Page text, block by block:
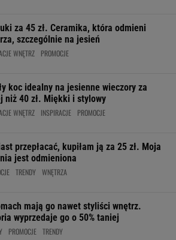
za 45 zł. Ceramika, która odmieni
szczególnie na jesień
WNĘTRZ PROMOCJE
koc idealny na jesienne wieczory za
niż 40 zł. Miękki i stylowy
WNĘTRZ INSPIRACJE PROMOCJE
przepłacać, kupiłam ją za 25 zł. Moja
jest odmieniona
TRENDY WNĘTRZA
mają go nawet styliści wnętrz.
wyprzedaje go o 50% taniej
PROMOCJE TRENDY